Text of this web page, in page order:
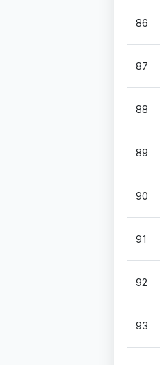
86
87
88
89
90
91
92
93